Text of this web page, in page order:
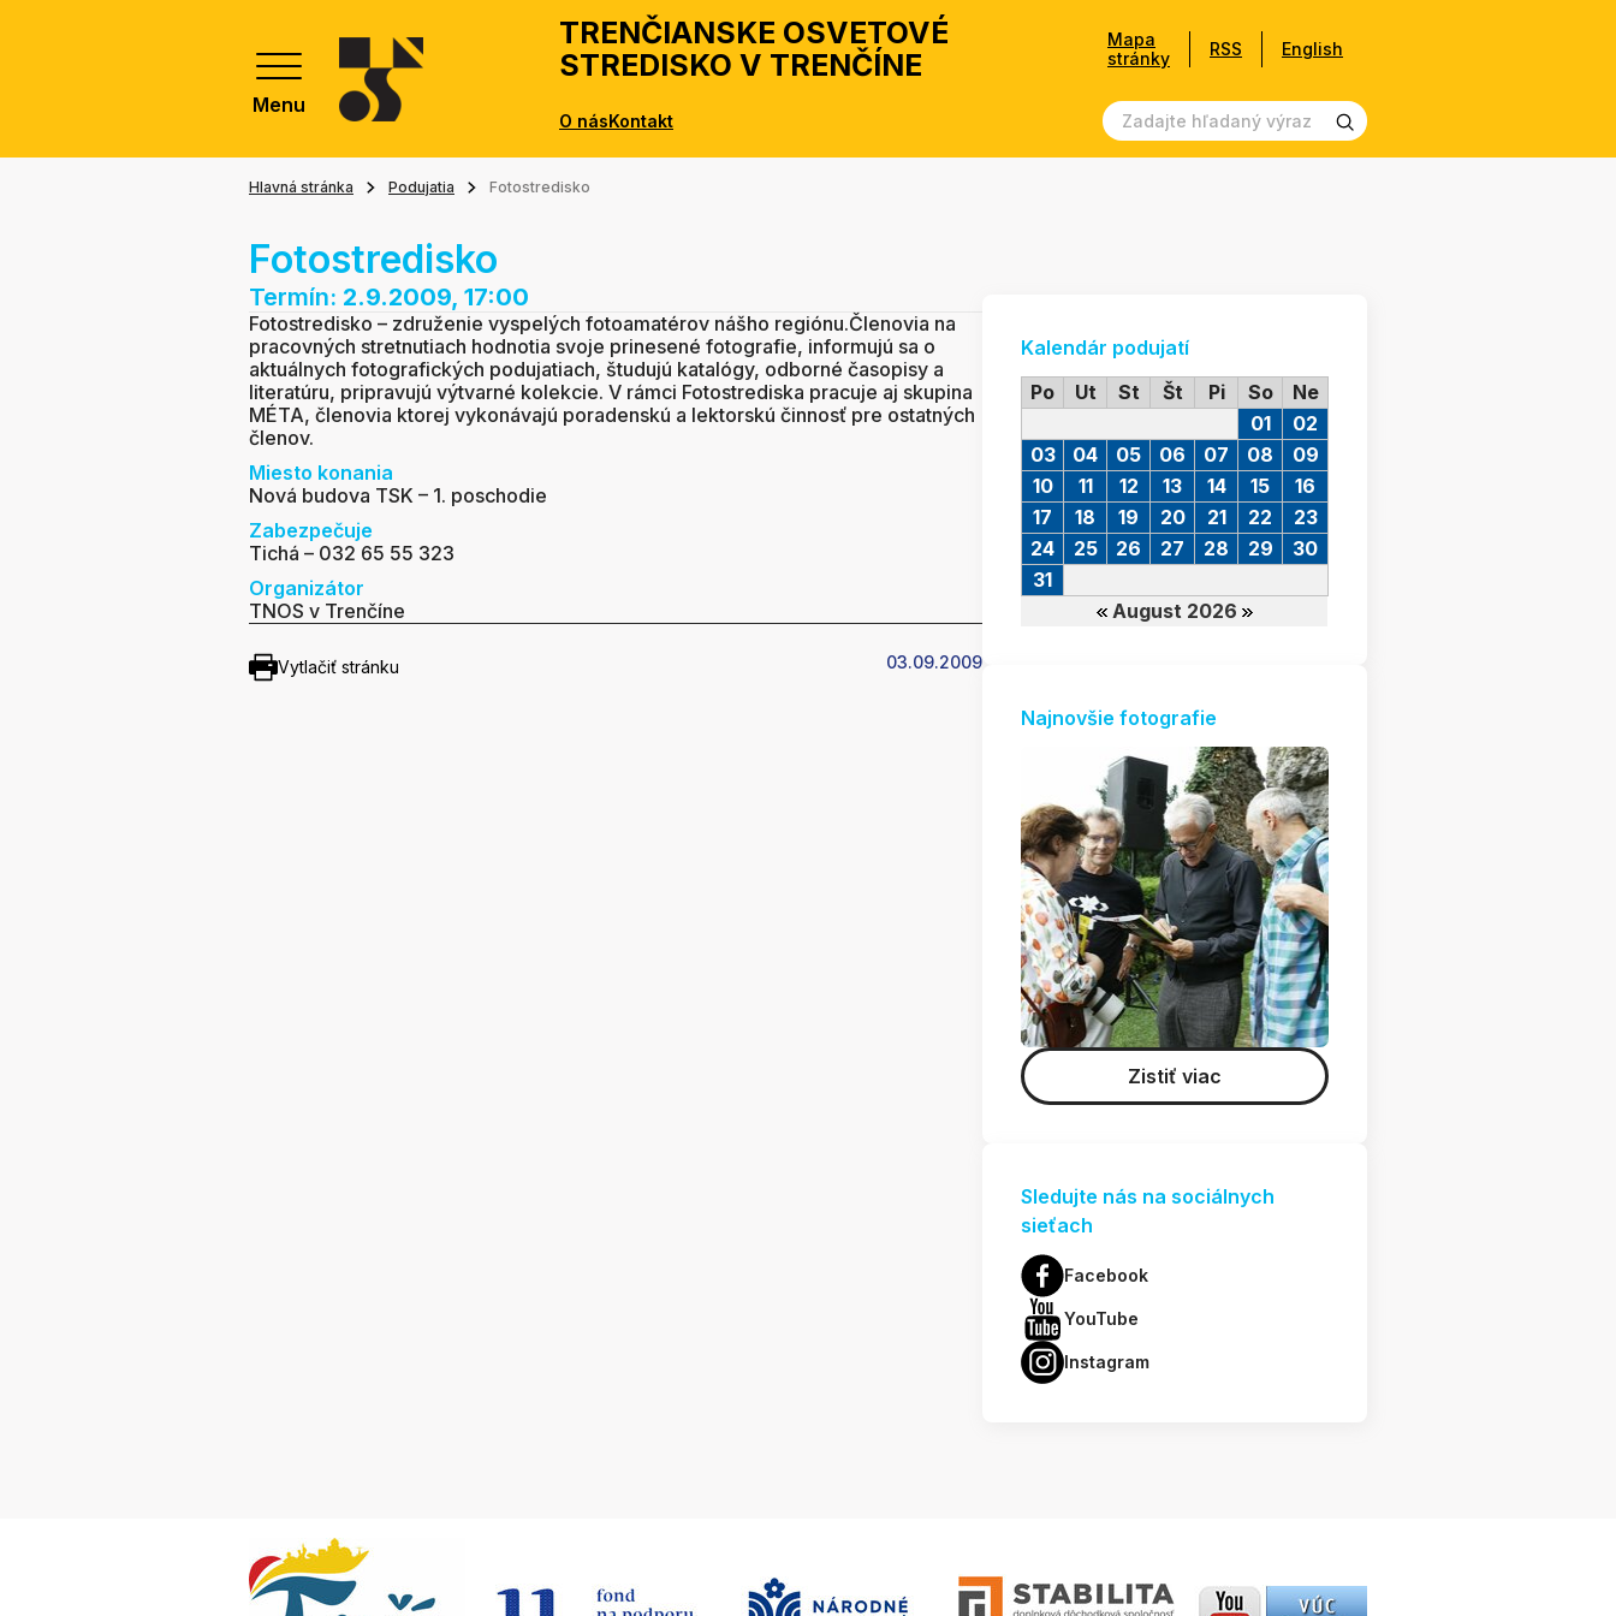
Menu
TRENČIANSKE OSVETOVÉ
STREDISKO V TRENČÍNE
O násKontakt
Mapa
stránky
RSS English
Hlavná stránka Podujatia Fotostredisko
Fotostredisko
Termín: 2.9.2009, 17:00
Fotostredisko – združenie vyspelých fotoamatérov nášho regiónu.Členovia na
pracovných stretnutiach hodnotia svoje prinesené fotografie, informujú sa o
aktuálnych fotografických podujatiach, študujú katalógy, odborné časopisy a
literatúru, pripravujú výtvarné kolekcie. V rámci Fotostrediska pracuje aj skupina
MÉTA, členovia ktorej vykonávajú poradenskú a lektorskú činnosť pre ostatných
členov.
Miesto konania
Nová budova TSK – 1. poschodie
Zabezpečuje
Tichá – 032 65 55 323
Organizátor
TNOS v Trenčíne
Vytlačiť stránku 03.09.2009
Kalendár podujatí
Po
Ut St Št Pi So Ne
August 2026
01
02
03
04 05 06 07 08
09
10
11 12 13 14 15
16
17
18 19 20 21 22
23
24
25 26 27 28 29
30
31
Najnovšie fotografie
Zistiť viac
Sledujte nás na sociálnych
sieťach
Facebook
YouTube
Instagram